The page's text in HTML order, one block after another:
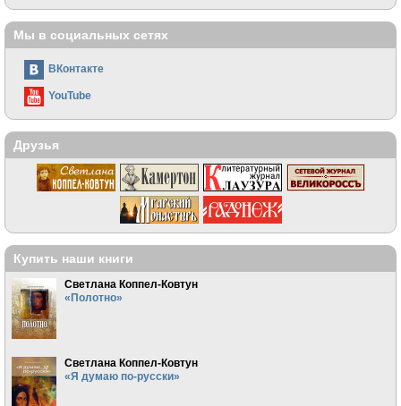
Мы в социальных сетях
ВКонтакте
YouTube
Друзья
Купить наши книги
Светлана Коппел-Ковтун
«Полотно»
Светлана Коппел-Ковтун
«Я думаю по-русски»